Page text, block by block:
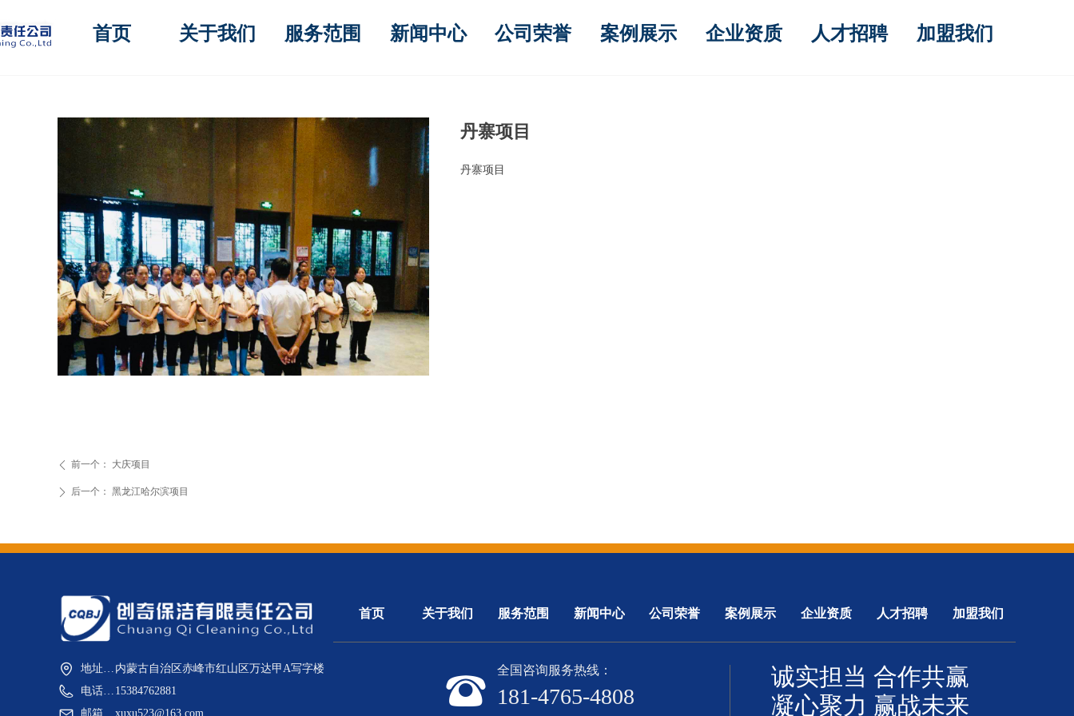
首页 关于我们 服务范围 新闻中心 公司荣誉 案例展示 企业资质 人才招聘 加盟我们
丹寨项目
ꄲ 后一个： 黑龙江哈尔滨项目
丹寨项目
ꄴ 前一个： 大庆项目
地址：内蒙古赤峰市红山区万达甲A写字楼
内蒙古自治区赤峰市红山区万达甲A写字楼
电话：15384762881
15384762881
邮箱：xuxu523@163.com
xuxu523@163.com
首页 关于我们 服务范围 新闻中心 公司荣誉 案例展示 企业资质 人才招聘 加盟我们
诚实担当 合作共赢
凝心聚力 赢战未来
全国咨询服务热线：
181-4765-4808
뀰